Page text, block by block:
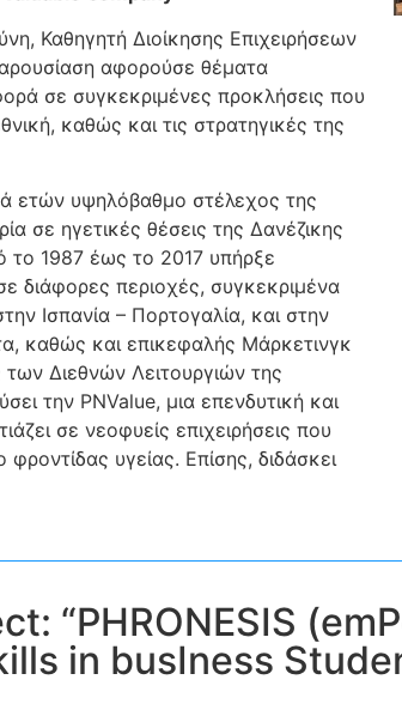
Καθηγητή Διοίκησης Επιχειρήσεων
αφορούσε θέματα
σε συγκεκριμένες προκλήσεις που
καθώς και τις στρατηγικές της
ετών υψηλόβαθμο στέλεχος της
σε ηγετικές θέσεις της Δανέζικης
το 1987 έως το 2017 υπήρξε
διάφορες περιοχές, συγκεκριμένα
Ισπανία – Πορτογαλία, και στην
καθώς και επικεφαλής Μάρκετινγκ
των Διεθνών Λειτουργιών της
την PNValue, μια επενδυτική και
σε νεοφυείς επιχειρήσεις που
υγείας. Επίσης, διδάσκει
“PΗRONESIS
in busIness